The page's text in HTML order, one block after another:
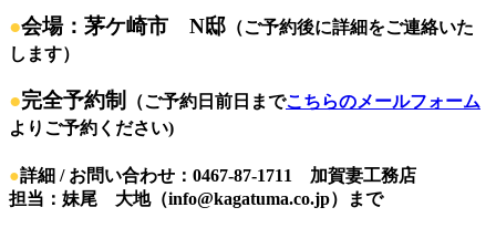
●会場：茅ケ崎市 N邸 （ご予約後に詳細をご連絡いた
します）
●完全予約制 （ご予約日前日までこちらのメールフォーム
よりご予約ください)
●詳細 / お問い合わせ：0467-87-1711 加賀妻工務店
担当：妹尾 大地（info@kagatuma.co.jp）まで